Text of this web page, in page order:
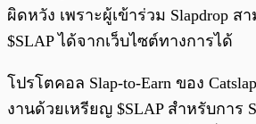
ผิดหวัง เพราะผู้เข้าร่วม Slapdrop ส
$SLAP ได้จากเว็บไซต์ทางการได้
โปรโตคอล Slap-to-Earn ของ
งานด้วยเหรียญ $SLAP สำหรับการ